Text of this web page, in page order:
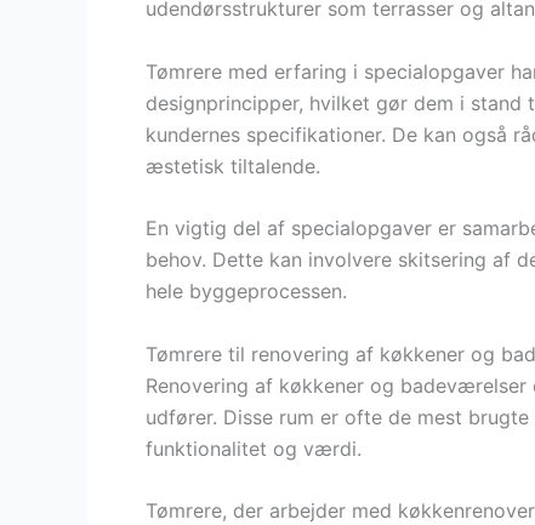
udendørsstrukturer som terrasser og
Tømrere med erfaring i specialopgaver
designprincipper, hvilket gør dem i
kundernes specifikationer. De kan også
æstetisk tiltalende.
En vigtig del af specialopgaver er
behov. Dette kan involvere skitsering af
hele byggeprocessen.
Tømrere til renovering af køkkener og
Renovering af køkkener og
udfører. Disse rum er ofte de mest
funktionalitet og værdi.
Tømrere, der arbejder med